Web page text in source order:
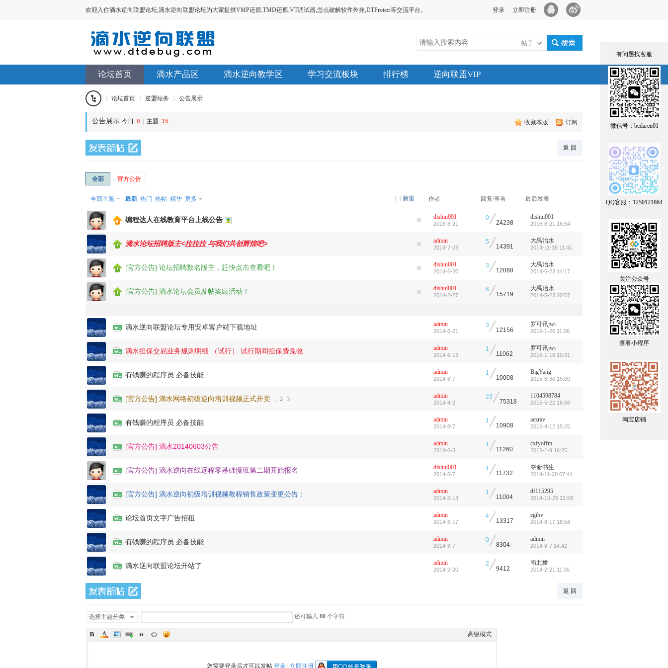
欢迎入住滴水逆向联盟论坛,滴水逆向联盟论坛为大家提供VMP还原,TMD还原,VT调试器,怎么破解软件外挂,DTProtect等交流平台。 立即注册
登录
帖子
论坛首页 滴水产品区 滴水逆向教学区 学习交流板块 排行榜 逆向联盟VIP
有问题找客服
微信号：bcdaren01
QQ客服：1250121864
关注公众号
查看小程序
淘宝店铺
逆向
»
论坛首页
›
逆盟站务 公告展示
收藏本版 订阅
公告展示 今日: 0 主题: 15
返 回
全部 官方公告
新窗
全部主题 最新 热门 热帖 精华 更多 作者 回复/查看 最后发表
编程达人在线教育平台上线公告 dishui001
2016-8-21
0/24238
dishui001
2016-8-21 16:54
滴水论坛招聘版主<拉拉拉 与我们共创辉煌吧> admin
2014-7-23
5/14391
大禹治水
2014-11-18 11:41
[官方公告] 论坛招聘数名版主，赶快点击查看吧！ dishui001
2014-5-20
3/12068
大禹治水
2014-6-23 14:17
[官方公告] 滴水论坛会员发帖奖励活动！ dishui001
2014-2-27
6/15719
大禹治水
2014-5-23 20:57
滴水逆向联盟论坛专用安卓客户端下载地址 admin
2014-6-21
3/12156
罗可讯jwi
2016-1-26 11:06
滴水担保交易业务规则明细 （试行） 试行期间担保费免收 admin
2014-6-13
1/11062
罗可讯jwi
2016-1-18 10:31
有钱赚的程序员 必备技能 admin
2014-8-7
1/10008
BigYang
2015-8-30 15:00
[官方公告] 滴水网络初级逆向培训视频正式开卖 ... 2 3 admin
2014-4-2
23/75318
1104598784
2015-5-22 16:58
有钱赚的程序员 必备技能 admin
2014-8-7
1/10908
aezrav
2015-4-12 15:25
[官方公告] 滴水20140603公告 admin
2014-6-3
1/11260
cxfyoffm
2015-1-9 16:25
[官方公告] 滴水逆向在线远程零基础慢班第二期开始报名 dishui001
2014-5-7
1/11732
夺命书生
2014-11-20 07:44
[官方公告] 滴水逆向初级培训视频教程销售政策变更公告： admin
2014-5-13
1/11004
df115295
2014-10-29 12:58
论坛首页文字广告招租 admin
2014-6-17
4/13317
egibv
2014-8-17 18:54
有钱赚的程序员 必备技能 admin
2014-8-7
0/8304
admin
2014-8-7 14:42
滴水逆向联盟论坛开站了 admin
2014-2-20
2/9412
南北桥
2014-2-21 11:35
返 回
选择主题分类 还可输入 80 个字符
高级模式
您需要登录后才可以发帖 登录 立即注册